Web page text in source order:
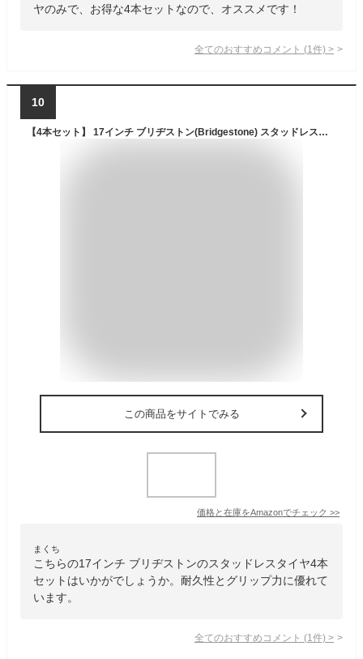
ヤのみで、お得な4本セットなので、オススメです！
全てのおすすめコメント (1 件) >
10
【4本セット】 17インチ ブリヂストン(Bridgestone) スタッドレスタイヤ BLIZZAK VRX2 215/60R17 96Q 4本
この商品をサイトでみる
価格と在庫をAmazonでチェック >>
まくち
こちらの17インチ ブリヂストンのスタッドレスタイヤ4本
セットはいかがでしょうか。耐久性とグリップ力に優れて
います。
全てのおすすめコメント (1 件) >